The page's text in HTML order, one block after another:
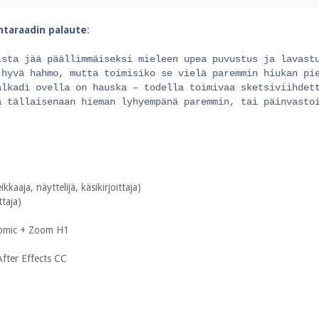
palaute:
jää päällimmäiseksi mieleen upea puvustus ja
hahmo, mutta toimisiko se vielä paremmin hiukan
ovella on hauska – todella toimivaa
hieman lyhyempänä paremmin, tai
näyttelijä, käsikirjoittaja)
+ Zoom H1
Effects CC